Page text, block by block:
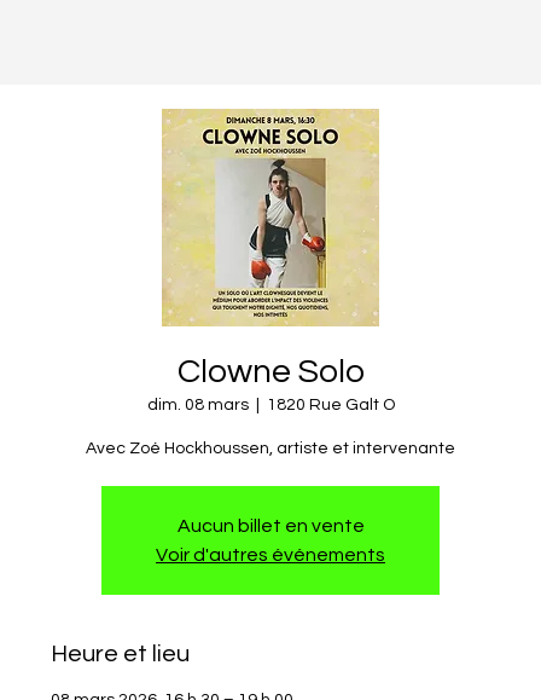
Clowne Solo
dim. 08 mars
  |
1820 Rue Galt O
Aucun billet en vente
Voir d'autres événements
Heure et lieu